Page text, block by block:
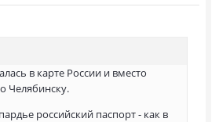
в карте России и вместо
Челябинску.
российский паспорт - как в